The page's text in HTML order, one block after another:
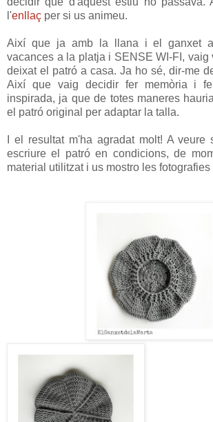
l'enllaç per si us animeu.
Així que ja amb la llana i el ganxet
vacances a la platja i SENSE WI-FI, vaig
deixat el patró a casa. Ja ho sé, dir-me
Així que vaig decidir fer memòria i
inspirada, ja que de totes maneres
el patró original per adaptar la talla.
I el resultat m'ha agradat molt! A
escriure el patró en condicions, de
material utilitzat i us mostro les fotografies